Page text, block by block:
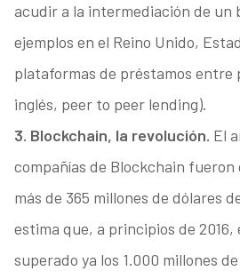
acudir a la intermediación de un
ejemplos en el Reino Unido,
plataformas de préstamos entre
inglés, peer to peer lending).
3. Blockchain, la revolución. El
compañías de Blockchain
más de 365 millones de dólares
estima que, a principios de
superado ya los 1.000 millones